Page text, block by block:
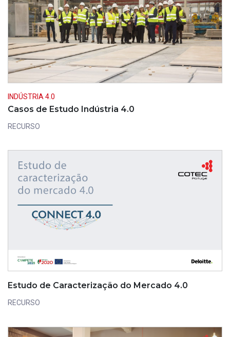
INDÚSTRIA 4.0
Casos de Estudo Indústria 4.0
RECURSO
Estudo de Caracterização do Mercado 4.0
RECURSO